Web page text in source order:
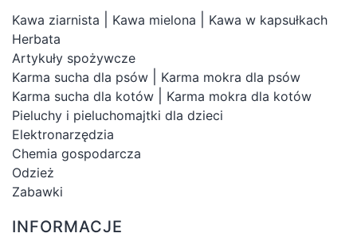
Kawa ziarnista Kawa mielona
Kawa w kapsułkach
Herbata
Artykuły spożywcze
Karma sucha dla psów
Karma mokra dla psów
Karma sucha dla kotów
Karma mokra dla kotów
Pieluchy i pieluchomajtki dla dzieci
Elektronarzędzia
Chemia gospodarcza
Odzież
Zabawki
INFORMACJE